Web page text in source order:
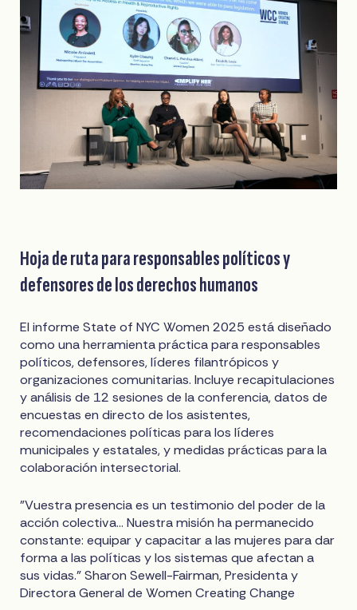
Hoja de ruta para responsables políticos y
defensores de los derechos humanos
El informe State of NYC Women 2025 está diseñado
como una herramienta práctica para responsables
políticos, defensores, líderes filantrópicos y
organizaciones comunitarias. Incluye recapitulaciones
y análisis de 12 sesiones de la conferencia, datos de
encuestas en directo de los asistentes,
recomendaciones políticas para los líderes
municipales y estatales, y medidas prácticas para la
colaboración intersectorial.
"Vuestra presencia es un testimonio del poder de la
acción colectiva... Nuestra misión ha permanecido
constante: equipar y capacitar a las mujeres para dar
forma a las políticas y los sistemas que afectan a
sus vidas." Sharon Sewell-Fairman, Presidenta y
Directora General de Women Creating Change